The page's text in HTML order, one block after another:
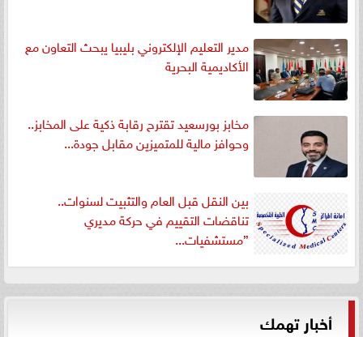
مدير التعليم الإلكتروني بليبيا يبحث التعاون مع
الأكاديمية البحرية
مخابز بورسعيد تقترح رقابة ذكية على المخابز..
وحوافز مالية للمتميزين مقابل جودة...
بين النقل قبل العام والتثبيت لسنوات..
تناقضات التقييم في حركة مديري
”مستشفيات...
أخبار تهمك